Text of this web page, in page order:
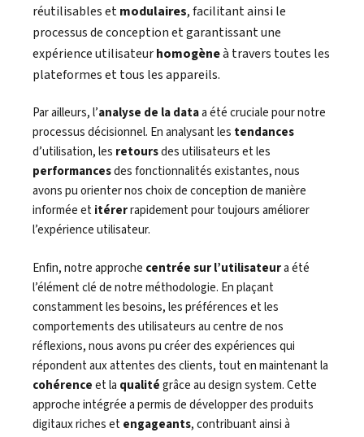
réutilisables etmodulaires, facilitant ainsi le
processus de conception et garantissant une
expérience utilisateurhomogèneà travers toutes les
plateformes et tous les appareils.
Par ailleurs, l’analyse de la dataa été cruciale pour notre
processus décisionnel. En analysant les tendances
d’utilisation, les retoursdes utilisateurs et les
performancesdes fonctionnalités existantes, nous
avons pu orienter nos choix de conception de manière
informée etitérerrapidement pour toujours améliorer
l’expérience utilisateur.
Enfin, notre approche centrée sur l’utilisateura été
l’élément clé de notre méthodologie. En plaçant
constamment les besoins, les préférences et les
comportements des utilisateurs au centre de nos
réflexions, nous avons pu créer des expériences qui
répondent aux attentes des clients, tout en maintenant la
cohérenceet la qualitégrâce au design system. Cette
approche intégrée a permis de développer des produits
digitaux riches etengageants, contribuant ainsi à